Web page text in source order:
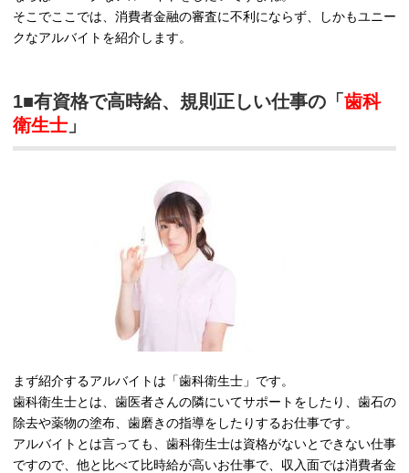
そこでここでは、消費者金融の審査に不利にならず、しかもユニー
クなアルバイトを紹介します。
1■有資格で高時給、規則正しい仕事の「歯科
衛生士 」
まず紹介するアルバイトは「歯科衛生士」です。
歯科衛生士とは、歯医者さんの隣にいてサポートをしたり、歯石の
除去や薬物の塗布、歯磨きの指導をしたりするお仕事です。
アルバイトとは言っても、歯科衛生士は資格がないとできない仕事
ですので、他と比べて比時給が高いお仕事で、収入面では消費者金